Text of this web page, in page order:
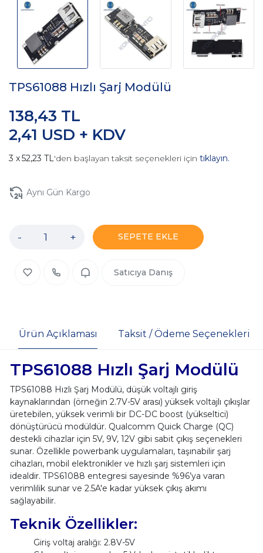
TPS61088 Hızlı Şarj Modülü
2,41 USD + KDV
138,43 TL
52,23 TL'den başlayan taksit seçenekleri için tıklayın.
Aynı Gün Kargo
- + SEPETE EKLE
Satıcıya Danış
Ürün Açıklaması Taksit / Ödeme Seçenekleri
TPS61088 Hızlı Şarj Modülü
TPS61088 Hızlı Şarj Modülü, düşük voltajlı giriş
kaynaklarından (örneğin 2.7V-5V arası) yüksek voltajlı çıkışlar
üretebilen, yüksek verimli bir DC-DC boost (yükseltici)
dönüştürücü modüldür. Qualcomm Quick Charge (QC)
destekli cihazlar için 5V, 9V, 12V gibi sabit çıkış seçenekleri
sunar. Özellikle powerbank uygulamaları, taşınabilir şarj
cihazları, mobil elektronikler ve hızlı şarj sistemleri için
idealdir. TPS61088 entegresi sayesinde %96’ya varan
verimlilik sunar ve 2.5A'e kadar yüksek çıkış akımı
sağlayabilir.
Teknik Özellikler:
Giriş voltaj aralığı: 2.8V-5V